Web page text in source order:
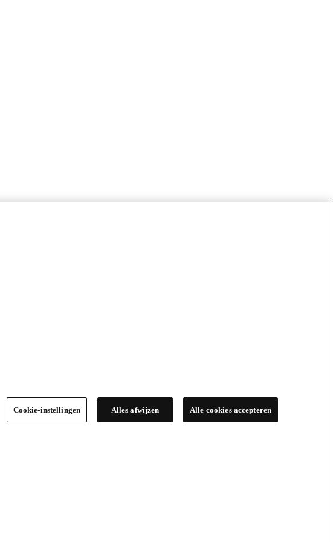
Cookie-instellingen Alles afwijzen Alle cookies accepteren